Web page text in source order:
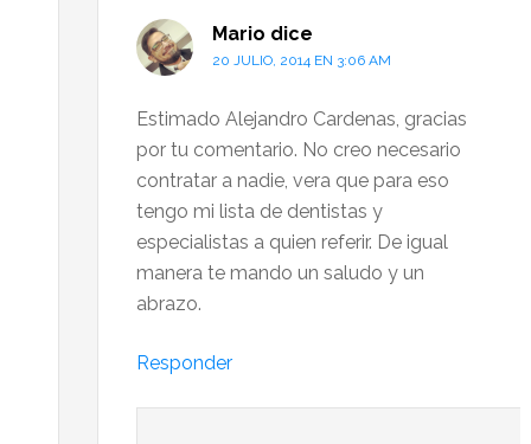
Mario dice
20 JULIO, 2014 EN 3:06 AM
Estimado Alejandro Cardenas, gracias
por tu comentario. No creo necesario
contratar a nadie, vera que para eso
tengo mi lista de dentistas y
especialistas a quien referir. De igual
manera te mando un saludo y un
abrazo.
Responder